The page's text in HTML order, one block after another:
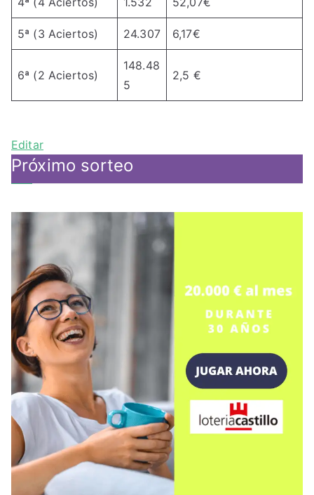
5ª (3 Aciertos) 24.307 6,17€
6ª (2 Aciertos)
148.48
5
2,5 €
Editar
Próximo sorteo